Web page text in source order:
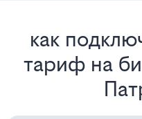
как
тариф на